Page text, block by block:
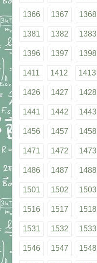
1366 1367 1368
1381 1382 1383
1396 1397 1398
1411 1412 1413
1426 1427 1428
1441 1442 1443
1456 1457 1458
1471 1472 1473
1486 1487 1488
1501 1502 1503
1516 1517 1518
1531 1532 1533
1546 1547 1548